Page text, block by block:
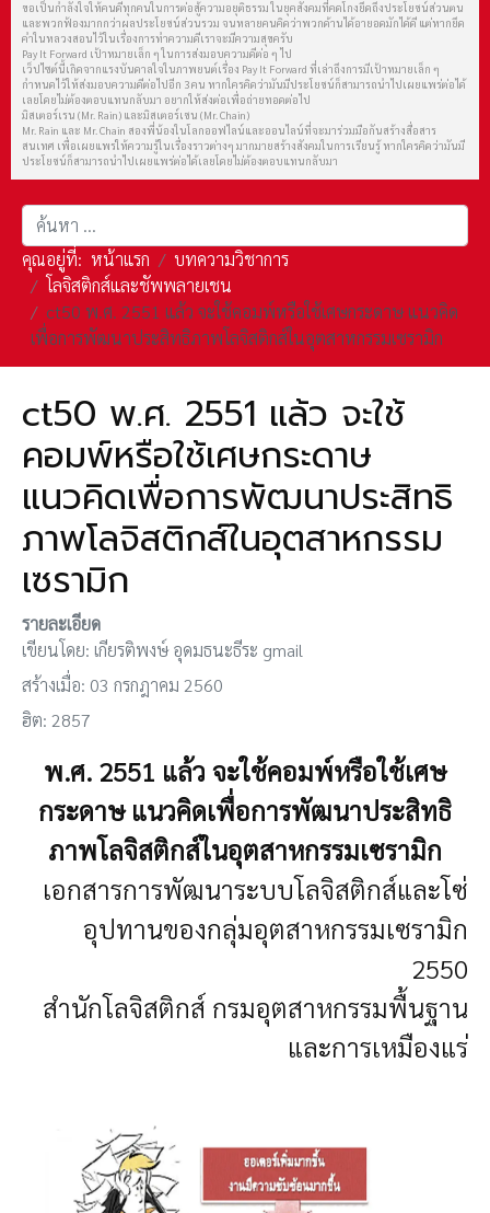
ขอเป็นกำลังใจให้คนดีทุกคนในการต่อสู้ความอยุติธรรม ในยุคสังคมที่คดโกงยึดถึงประโยชน์ส่วนตน
และพวกฟ้องมากกว่าผลประโยชน์ส่วนรวม จนหลายคนคิดว่าพวกด้านได้อายอดมักได้ดี แต่หากยึด
คำในหลวงสอนไว้ในเรื่องการทำความดีเราจะมีความสุขครับ
Pay It Forward เป้าหมายเล็ก ๆ ในการส่งมอบความดีต่อ ๆ ไป
เว็ปไซต์นี้เกิดจากแรงบันดาลใจในภาพยนต์เรื่อง Pay It Forward ที่เล่าถึงการมีเป้าหมายเล็ก ๆ
กำหนดไว้ให้ส่งมอบความดีต่อไปอีก 3 คน หากใครคิดว่ามันมีประโยชน์ก็สามารถนำไปเผยแพร่ต่อได้
เลยโดยไม่ต้องตอบแทนกลับมา อยากให้ส่งต่อเพื่อถ่ายทอดต่อไป
มิสเตอร์เรน (Mr. Rain) และมิสเตอร์เชน (Mr. Chain)
Mr. Rain และ Mr. Chain สองพี่น้องในโลกออฟไลน์และออนไลน์ที่จะมาร่วมมือกันสร้างสื่อสาร
สนเทศ เพื่อเผยแพร่ให้ความรู้ในเรื่องราวต่างๆ มากมายสร้างสังคมในการเรียนรู้ หากใครคิดว่ามันมี
ประโยชน์ก็สามารถนำไปเผยแพร่ต่อได้เลยโดยไม่ต้องตอบแทนกลับมา
การค้นหา
คุณอยู่ที่: หน้าแรก
บทความวิชาการ
โลจิสติกส์และชัพพลายเชน
ct50 พ.ศ. 2551 แล้ว จะใช้คอมพ์หรือใช้เศษกระดาษ แนวคิด
เพื่อการพัฒนาประสิทธิภาพโลจิสติกส์ในอุตสาหกรรมเซรามิก
ct50 พ.ศ. 2551 แล้ว จะใช้
คอมพ์หรือใช้เศษกระดาษ
แนวคิดเพื่อการพัฒนาประสิทธิ
ภาพโลจิสติกส์ในอุตสาหกรรม
เซรามิก
รายละเอียด
เขียนโดย: เกียรติพงษ์ อุดมธนะธีระ gmail
สร้างเมื่อ: 03 กรกฎาคม 2560
ฮิต: 2857
พ.ศ. 2551 แล้ว จะใช้คอมพ์หรือใช้เศษ
กระดาษ แนวคิดเพื่อการพัฒนาประสิทธิ
ภาพโลจิสติกส์ในอุตสาหกรรมเซรามิก
เอกสารการพัฒนาระบบโลจิสติกส์และโซ่
อุปทานของกลุ่มอุตสาหกรรมเซรามิก
2550
สำนักโลจิสติกส์ กรมอุตสาหกรรมพื้นฐาน
และการเหมืองแร่